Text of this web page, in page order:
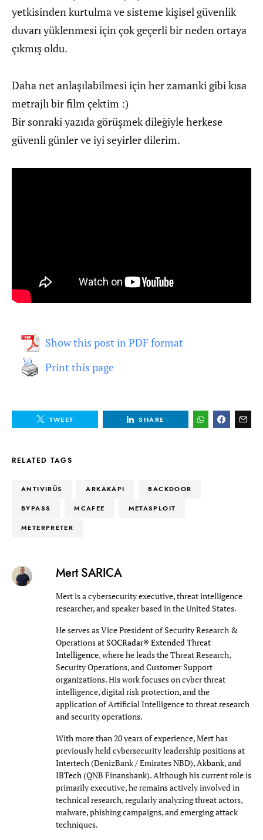
yetkisinden kurtulma ve sisteme kişisel güvenlik
duvarı yüklenmesi için çok geçerli bir neden ortaya
çıkmış oldu.
Daha net anlaşılabilmesi için her zamanki gibi kısa
metrajlı bir film çektim :)
Bir sonraki yazıda görüşmek dileğiyle herkese
güvenli günler ve iyi seyirler dilerim.
Show this post in PDF format
Print this page
TWEET SHARE
RELATED TAGS
ANTIVIRÜS ARKAKAPI BACKDOOR
BYPASS MCAFEE METASPLOIT
METERPRETER
Mert SARICA
Mert is a cybersecurity executive, threat intelligence
researcher, and speaker based in the United States.
He serves as Vice President of Security Research &
Operations atSOCRadar® Extended Threat
Intelligence, where he leads the Threat Research,
Security Operations, and Customer Support
organizations. His work focuses on cyber threat
intelligence, digital risk protection, and the
application of Artificial Intelligence to threat research
and security operations.
With more than 20 years of experience, Mert has
previously held cybersecurity leadership positions at
Intertech(DenizBank / Emirates NBD),Akbank, and
IBTech(QNB Finansbank). Although his current role is
primarily executive, he remains actively involved in
technical research, regularly analyzing threat actors,
malware, phishing campaigns, and emerging attack
techniques.